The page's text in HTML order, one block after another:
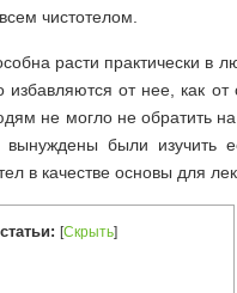
чистотелом.
расти практически в
от нее, как от
не могло не обратить
были изучить
в качестве основы для
[Скрыть]